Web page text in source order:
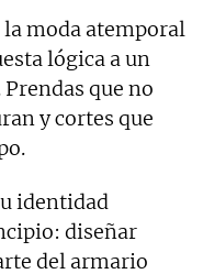
moda atemporal
lógica a un
que no
y cortes que
identidad
diseñar
del armario